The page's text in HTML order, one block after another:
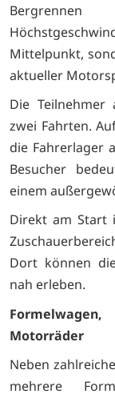
Mittelpunkt,
aktueller
Die Teilnehmer
zwei Fahrten.
die Fahrerlager
Besucher
einem
Direkt am Start
Dort können
nah erleben.
Motorräder
Neben
mehrere